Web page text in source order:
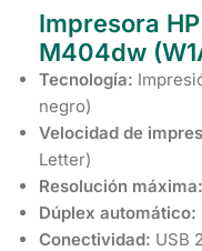
Impresora
M404dw
Tecnología:
negro)
Velocidad de
Letter)
Resolución máxima:
Dúplex automático:
Conectividad: USB